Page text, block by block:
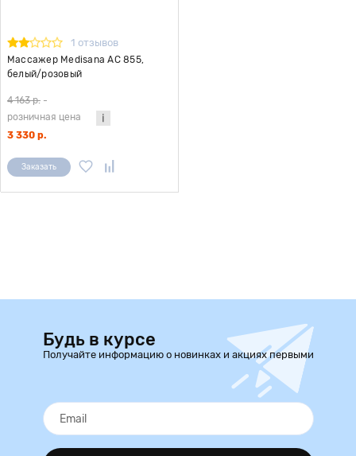
1 отзывов
Массажер Medisana AC 855,
белый/розовый
4 163 р. -
розничная цена
3 330 р.
Заказать
Будь в курсе
Получайте информацию о новинках и акциях первыми